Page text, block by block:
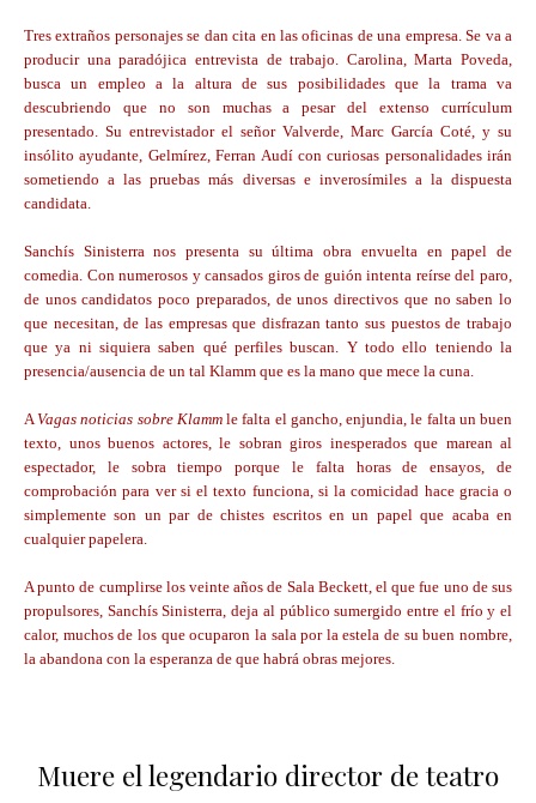
Tres extraños personajes se dan cita en las oficinas de una empresa. Se va a
producir una paradójica entrevista de trabajo. Carolina, Marta Poveda,
busca un empleo a la altura de sus posibilidades que la trama va
descubriendo que no son muchas a pesar del extenso currículum
presentado. Su entrevistador el señor Valverde, Marc García Coté, y su
insólito ayudante, Gelmírez, Ferran Audí con curiosas personalidades irán
sometiendo a las pruebas más diversas e inverosímiles a la dispuesta
candidata.
Sanchís Sinisterra nos presenta su última obra envuelta en papel de
comedia. Con numerosos y cansados giros de guión intenta reírse del paro,
de unos candidatos poco preparados, de unos directivos que no saben lo
que necesitan, de las empresas que disfrazan tanto sus puestos de trabajo
que ya ni siquiera saben qué perfiles buscan. Y todo ello teniendo la
presencia/ausencia de un tal Klamm que es la mano que mece la cuna.
AVagas noticias sobre Klammle falta el gancho, enjundia, le falta un buen
texto, unos buenos actores, le sobran giros inesperados que marean al
espectador, le sobra tiempo porque le falta horas de ensayos, de
comprobación para ver si el texto funciona, si la comicidad hace gracia o
simplemente son un par de chistes escritos en un papel que acaba en
cualquier papelera.
A punto de cumplirse los veinte años de Sala Beckett, el que fue uno de sus
propulsores, Sanchís Sinisterra, deja al público sumergido entre el frío y el
calor, muchos de los que ocuparon la sala por la estela de su buen nombre,
la abandona con la esperanza de que habrá obras mejores.
Muere el legendario director de teatro